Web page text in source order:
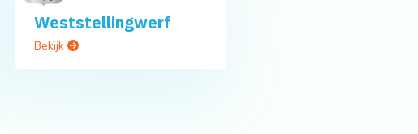
Weststellingwerf
Bekijk